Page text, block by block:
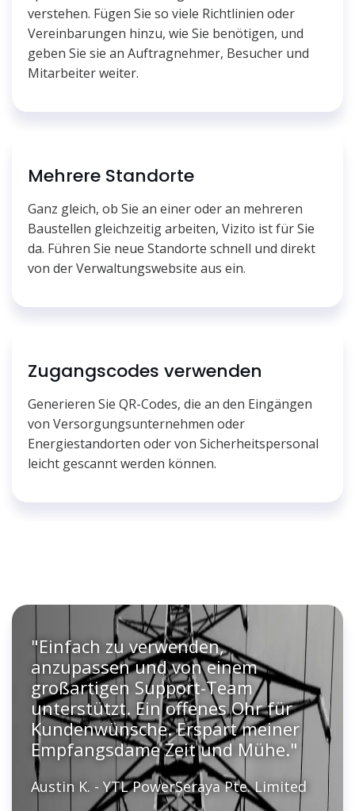
verstehen. Fügen Sie so viele Richtlinien oder
Vereinbarungen hinzu, wie Sie benötigen, und
geben Sie sie an Auftragnehmer, Besucher und
Mitarbeiter weiter.
Mehrere Standorte
Ganz gleich, ob Sie an einer oder an mehreren
Baustellen gleichzeitig arbeiten, Vizito ist für Sie
da. Führen Sie neue Standorte schnell und direkt
von der Verwaltungswebsite aus ein.
Zugangscodes verwenden
Generieren Sie QR-Codes, die an den Eingängen
von Versorgungsunternehmen oder
Energiestandorten oder von Sicherheitspersonal
leicht gescannt werden können.
"Einfach zu verwenden,
anzupassen und von einem
großartigen Support-Team
unterstützt. Ein offenes Ohr für
Kundenwünsche. Erspart meiner
Empfangsdame Zeit und Mühe."
Austin K. - YTL PowerSeraya Pte. Limited